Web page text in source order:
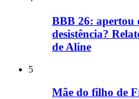
BBB 26: apertou
desistência?
de Aline
5
Mãe do filho de